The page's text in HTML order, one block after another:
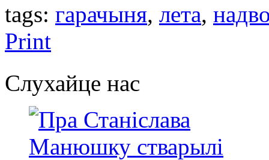
tags: гарачыня, лета,
Print
Слухайце нас